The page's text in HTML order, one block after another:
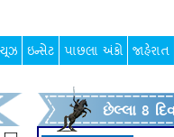
ઇન્સેટ પાછલા અંકો જાહેરાત
છેલ્લા 8